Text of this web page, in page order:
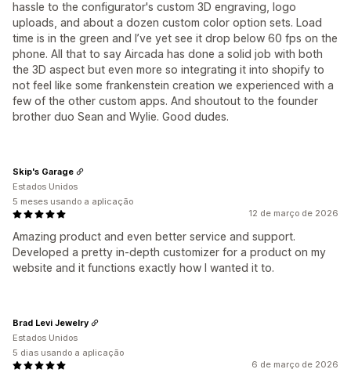
hassle to the configurator's custom 3D engraving, logo
uploads, and about a dozen custom color option sets. Load
time is in the green and I’ve yet see it drop below 60 fps on the
phone. All that to say Aircada has done a solid job with both
the 3D aspect but even more so integrating it into shopify to
not feel like some frankenstein creation we experienced with a
few of the other custom apps. And shoutout to the founder
brother duo Sean and Wylie. Good dudes.
12 de março de 2026
Amazing product and even better service and support.
Developed a pretty in-depth customizer for a product on my
website and it functions exactly how I wanted it to.
Skip's Garage
Estados Unidos
5 meses usando a aplicação
6 de março de 2026
Brad Levi Jewelry
Estados Unidos
5 dias usando a aplicação